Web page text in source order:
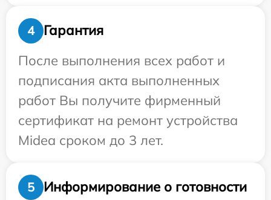
4
Гарантия
После выполнения всех работ и
подписания акта выполненных
работ Вы получите фирменный
сертификат на ремонт устройства
Midea сроком до 3 лет.
5
Информирование о готовности